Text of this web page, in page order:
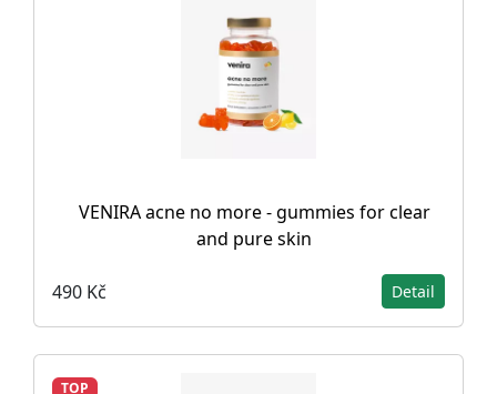
VENIRA acne no more - gummies for clear
and pure skin
490 Kč Detail
TOP